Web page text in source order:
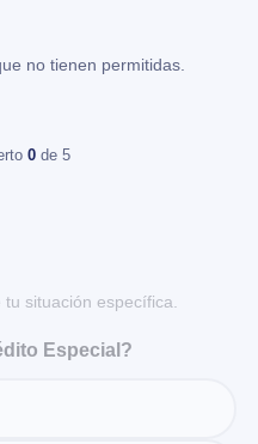
no tienen permitidas.
0 de 5
situación específica.
Especial?